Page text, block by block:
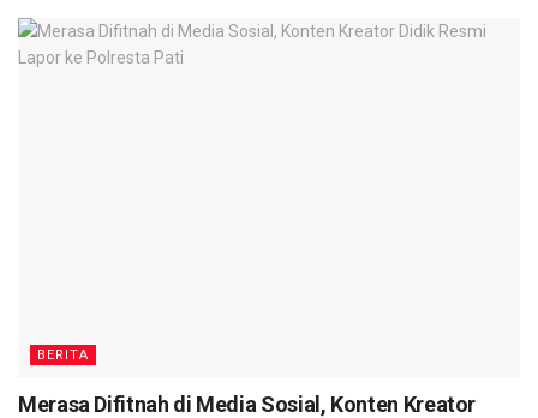
BERITA
Merasa Difitnah di Media Sosial, Konten Kreator